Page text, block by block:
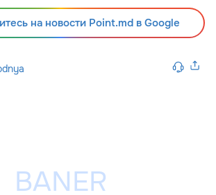
на новости Point.md в Google